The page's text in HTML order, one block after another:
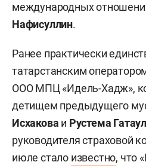
международных
Нафисуллин.
Ранее практически
татарстанским
ООО МПЦ «Идель-Хадж»,
детищем предыдущего
Исхакова и Рустема
руководителя страховой
июле стало известно, что